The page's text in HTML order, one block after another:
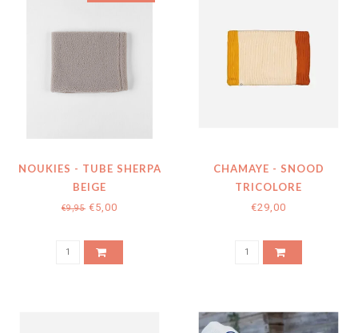
NOUKIES - TUBE SHERPA
BEIGE
€9,95 €5,00
CHAMAYE - SNOOD
TRICOLORE
CARAMEL/MUSTARD
€29,00